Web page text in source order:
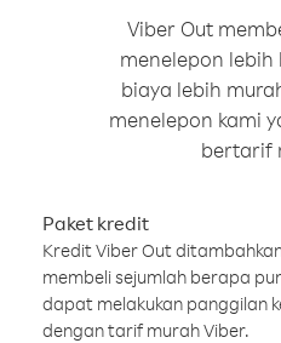
Viber Out
menelepon
biaya lebih
menelepon kami
bertarif
Paket kredit
Kredit Viber Out
membeli sejumlah berapa
dapat melakukan panggilan
dengan tarif murah Viber.